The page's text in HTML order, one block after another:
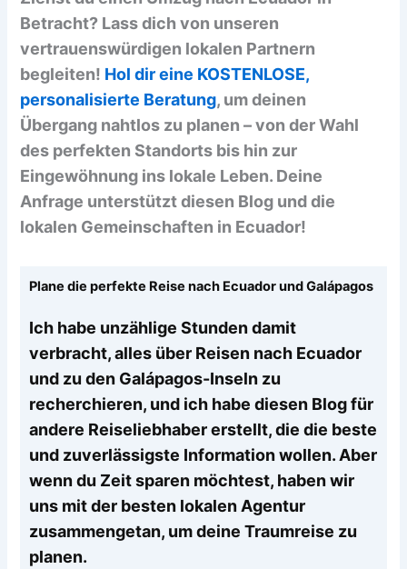
Betracht? Lass dich von unseren
vertrauenswürdigen lokalen Partnern
begleiten! Hol dir eine KOSTENLOSE,
personalisierte Beratung, um deinen
Übergang nahtlos zu planen – von der Wahl
des perfekten Standorts bis hin zur
Eingewöhnung ins lokale Leben. Deine
Anfrage unterstützt diesen Blog und die
lokalen Gemeinschaften in Ecuador!
Plane die perfekte Reise nach Ecuador und Galápagos
Ich habe unzählige Stunden damit
verbracht, alles über Reisen nach Ecuador
und zu den Galápagos-Inseln zu
recherchieren, und ich habe diesen Blog für
andere Reiseliebhaber erstellt, die die beste
und zuverlässigste Information wollen. Aber
wenn du Zeit sparen möchtest, haben wir
uns mit der besten lokalen Agentur
zusammengetan, um deine Traumreise zu
planen.